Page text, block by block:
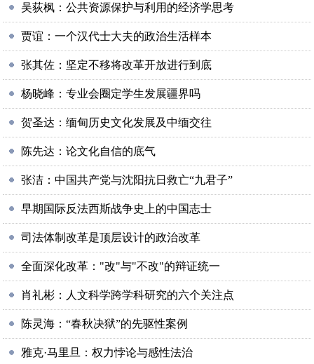
吴荻枫：公共资源保护与利用的经济学思考
贾谊：一个汉代士大夫的政治生活样本
张其佐：坚定不移将改革开放进行到底
杨晓峰：专业会圈定学生发展疆界吗
贺圣达：缅甸历史文化发展及中缅交往
陈先达：论文化自信的底气
张洁：中国共产党与沈阳抗日救亡“九君子”
早期国际反法西斯战争史上的中国志士
司法体制改革是顶层设计的政治改革
全面深化改革："改"与"不改"的辩证统一
肖礼彬：人文科学跨学科研究的六个关注点
陈灵海：“春秋决狱”的先驱性案例
雅克·马里旦：权力悖论与感性法治